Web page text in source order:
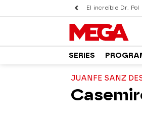
El increíble Dr. Pol
SERIES
JUANFE SANZ